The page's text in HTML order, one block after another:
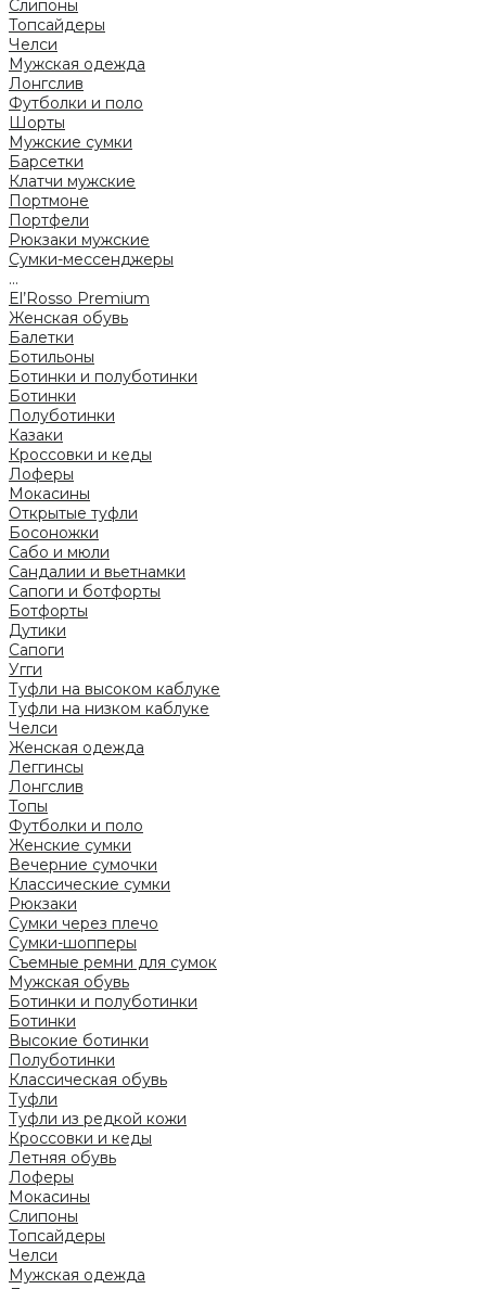
Слипоны
Топсайдеры
Челси
Мужская одежда
Лонгслив
Футболки и поло
Шорты
Мужские сумки
Барсетки
Клатчи мужские
Портмоне
Портфели
Рюкзаки мужские
Сумки-мессенджеры
...
El’Rosso Premium
Женская обувь
Балетки
Ботильоны
Ботинки и полуботинки
Ботинки
Полуботинки
Казаки
Кроссовки и кеды
Лоферы
Мокасины
Открытые туфли
Босоножки
Сабо и мюли
Сандалии и вьетнамки
Сапоги и ботфорты
Ботфорты
Дутики
Сапоги
Угги
Туфли на высоком каблуке
Туфли на низком каблуке
Челси
Женская одежда
Леггинсы
Лонгслив
Топы
Футболки и поло
Женские сумки
Вечерние сумочки
Классические сумки
Рюкзаки
Сумки через плечо
Сумки-шопперы
Съемные ремни для сумок
Мужская обувь
Ботинки и полуботинки
Ботинки
Высокие ботинки
Полуботинки
Классическая обувь
Туфли
Туфли из редкой кожи
Кроссовки и кеды
Летняя обувь
Лоферы
Мокасины
Слипоны
Топсайдеры
Челси
Мужская одежда